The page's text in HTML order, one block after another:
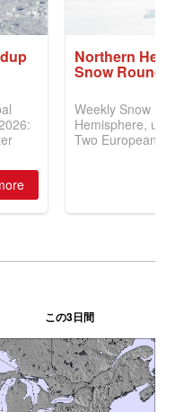
この3日間